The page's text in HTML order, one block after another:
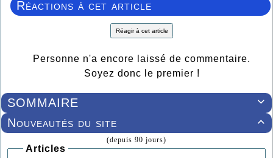

SOMMAIRE

Nouveautés du site
(depuis 90 jours)
Articles
Réactions à cet article
Réagir à cet article
Personne n'a encore laissé de commentaire.
Soyez donc le premier !